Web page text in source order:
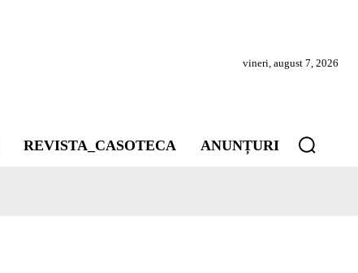
vineri, august 7, 2026
REVISTA_CASOTECA ANUNȚURI